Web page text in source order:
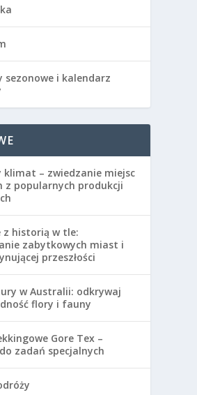
sezonowe i kalendarz
klimat – zwiedzanie miejsc
z popularnych produkcji
z historią w tle:
zabytkowych miast i
przeszłości
w Australii: odkrywaj
flory i fauny
Gore Tex –
zadań specjalnych